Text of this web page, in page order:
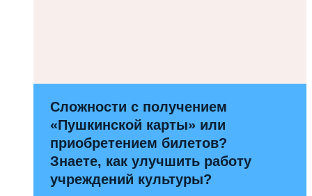
Сложности с получением
«Пушкинской карты» или
приобретением билетов?
Знаете, как улучшить работу
учреждений культуры?